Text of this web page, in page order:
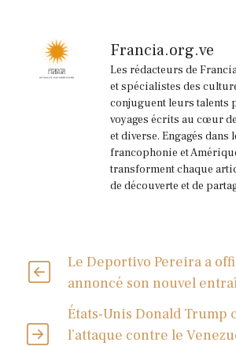
Francia.org.ve
Les rédacteurs de
et spécialistes des
conjuguent leurs talents
voyages écrits au cœur
et diverse. Engagés dans
francophonie et
transforment chaque
de découverte et de
Le Deportivo Pereira a
annoncé son nouvel
États-Unis Donald Trump
l’attaque contre le